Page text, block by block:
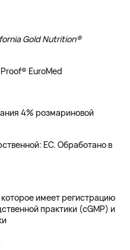
Gold Nutrition®️
EuroMed
4% розмариновой
ЕС. Обработано в
имеет регистрацию
практики (cGMP) и